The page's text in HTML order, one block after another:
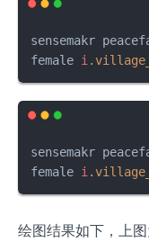
sensemakr
female i .village_
sensemakr
female i .village_
绘图结果如下，上